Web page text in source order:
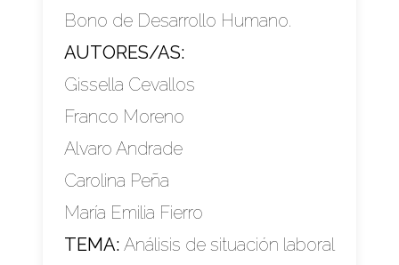
Bono de Desarrollo Humano.
AUTORES/AS:
Gissella Cevallos
Franco Moreno
Alvaro Andrade
Carolina Peña
María Emilia Fierro
TEMA: Análisis de situación laboral